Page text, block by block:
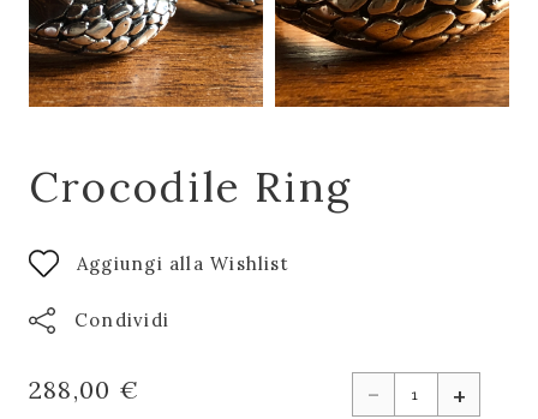
Crocodile Ring
Aggiungi alla Wishlist
Condividi
288,00 € - +